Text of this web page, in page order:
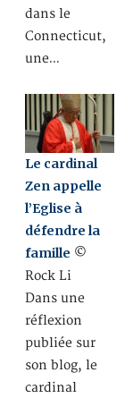
dans le
Connecticut,
une…
Le cardinal
Zen appelle
l’Eglise à
défendre la
famille ©
Rock Li
Dans une
réflexion
publiée sur
son blog, le
cardinal